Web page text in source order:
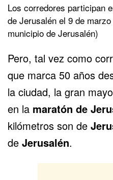
Los corredores participan
de Jerusalén el 9 de
municipio de Jerusalén)
Pero, tal vez como
que marca 50 años
la ciudad, la gran
en la maratón de
kilómetros son de
de Jerusalén.